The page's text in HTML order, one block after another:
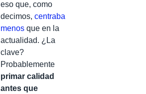
eso que, como
decimos, centraba
menos que en la
actualidad. ¿La
clave?
Probablemente
primar calidad
antes que